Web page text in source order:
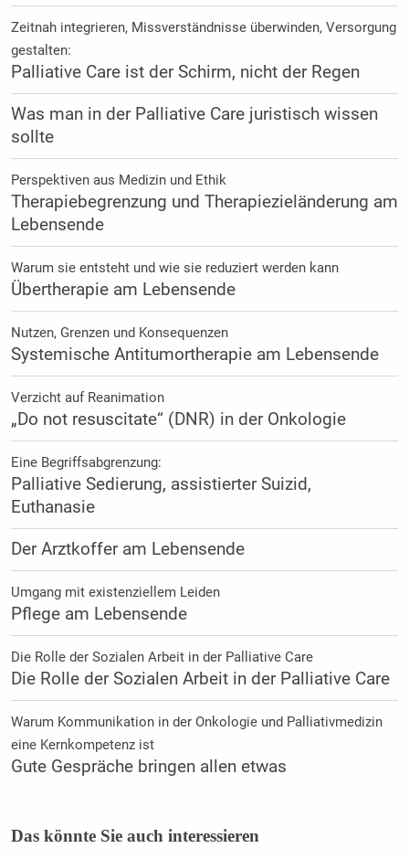
Zeitnah integrieren, Missverständnisse überwinden, Versorgung
gestalten:
Palliative Care ist der Schirm, nicht der Regen
Was man in der Palliative Care juristisch wissen
sollte
Perspektiven aus Medizin und Ethik
Therapiebegrenzung und Therapiezieländerung am
Lebensende
Warum sie entsteht und wie sie reduziert werden kann
Übertherapie am Lebensende
Nutzen, Grenzen und Konsequenzen
Systemische Antitumortherapie am Lebensende
Verzicht auf Reanimation
„Do not resuscitate“ (DNR) in der Onkologie
Eine Begriffsabgrenzung:
Palliative Sedierung, assistierter Suizid,
Euthanasie
Der Arztkoffer am Lebensende
Umgang mit existenziellem Leiden
Pflege am Lebensende
Die Rolle der Sozialen Arbeit in der Palliative Care
Die Rolle der Sozialen Arbeit in der Palliative Care
Warum Kommunikation in der Onkologie und Palliativmedizin
eine Kernkompetenz ist
Gute Gespräche bringen allen etwas
Das könnte Sie auch interessieren